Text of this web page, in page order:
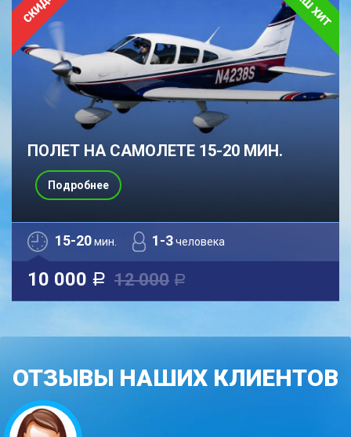
ПОЛЕТ НА САМОЛЕТЕ 15-20 МИН.
15-20мин. 1-3человека
10 000 a 12 000 a
Подробнее
ОТЗЫВЫ НАШИХ КЛИЕНТОВ